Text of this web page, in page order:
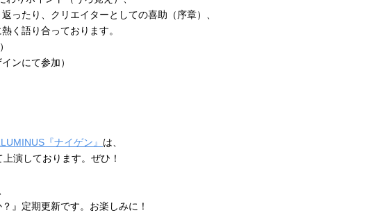
ったり、クリエイターとしての喜助（序章）、
く語り合っております。
ンにて参加）
『ナイゲン』 は、
演しております。ぜひ！
』定期更新です。お楽しみに！